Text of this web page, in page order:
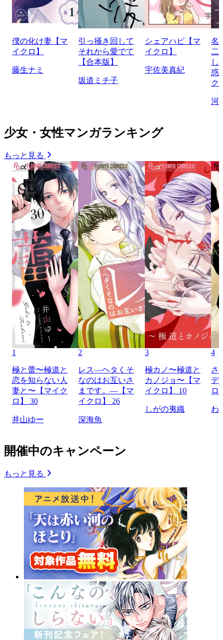
僕の化け妻【マ
イクロ】
藤生ナミ
引っ掻き回して
それから愛でて
【合本版】
坂道ミチ子
シェアハピ【マ
イクロ】
宇佐美真紀
名
二
し
惑
ク
河
少女・女性マンガランキング
もっと見る
1
極と蕾〜極道と
恋を知らない人
妻と〜【マイク
ロ】 30
井山ゆー
2
レス―ヘタくそ
なのはお互いさ
まです。―【マ
イクロ】 26
深海魚
3
極カノ〜極道と
カノジョ〜【マ
イクロ】 10
しがの夷織
4
さ
デ
ロ
わ
開催中のキャンペーン
もっと見る